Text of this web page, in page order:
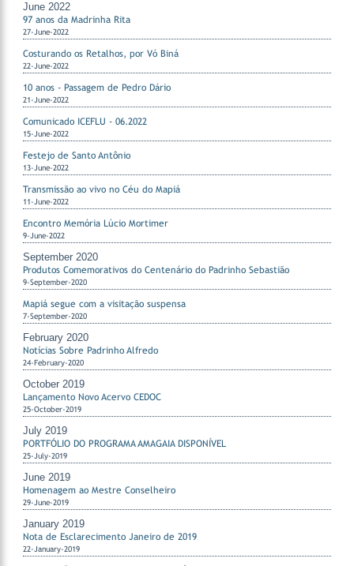
June 2022
97 anos da Madrinha Rita
27-June-2022
Costurando os Retalhos, por Vó Biná
22-June-2022
10 anos - Passagem de Pedro Dário
21-June-2022
Comunicado ICEFLU - 06.2022
15-June-2022
Festejo de Santo Antônio
13-June-2022
Transmissão ao vivo no Céu do Mapiá
11-June-2022
Encontro Memória Lúcio Mortimer
9-June-2022
September 2020
Produtos Comemorativos do Centenário do Padrinho Sebastião
9-September-2020
Mapiá segue com a visitação suspensa
7-September-2020
February 2020
Notícias Sobre Padrinho Alfredo
24-February-2020
October 2019
Lançamento Novo Acervo CEDOC
25-October-2019
July 2019
PORTFÓLIO DO PROGRAMA AMAGAIA DISPONÍVEL
25-July-2019
June 2019
Homenagem ao Mestre Conselheiro
29-June-2019
January 2019
Nota de Esclarecimento Janeiro de 2019
22-January-2019